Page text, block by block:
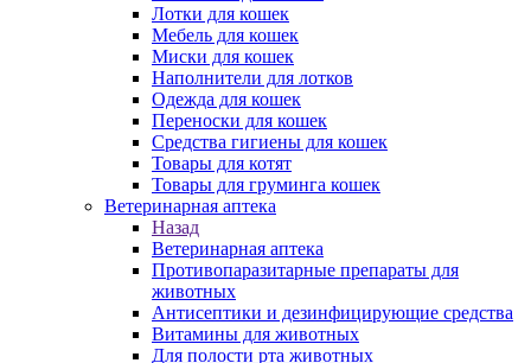
Лотки для кошек
Мебель для кошек
Миски для кошек
Наполнители для лотков
Одежда для кошек
Переноски для кошек
Средства гигиены для кошек
Товары для котят
Товары для груминга кошек
Ветеринарная аптека
Назад
Ветеринарная аптека
Противопаразитарные препараты для
животных
Антисептики и дезинфицирующие средства
Витамины для животных
Для полости рта животных